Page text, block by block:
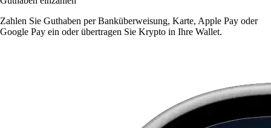
Zahlen Sie Guthaben per Banküberweisung, Karte, Apple Pay oder
Google Pay ein oder übertragen Sie Krypto in Ihre Wallet.